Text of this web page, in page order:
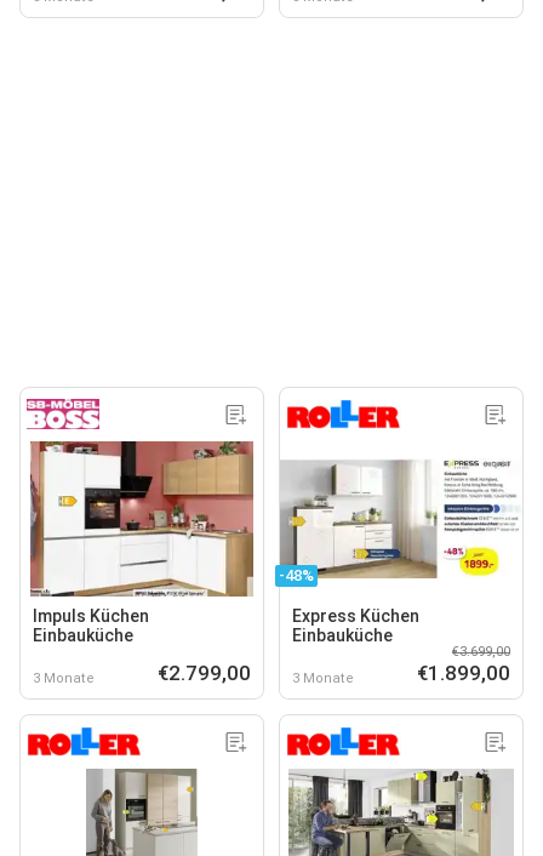
Impuls Küchen
Einbauküche
3 Monate €2.799,00
-48%
Express Küchen
Einbauküche
3 Monate
€3.699,00
€1.899,00